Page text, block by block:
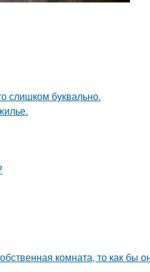
слишком буквально.
комната, то как бы